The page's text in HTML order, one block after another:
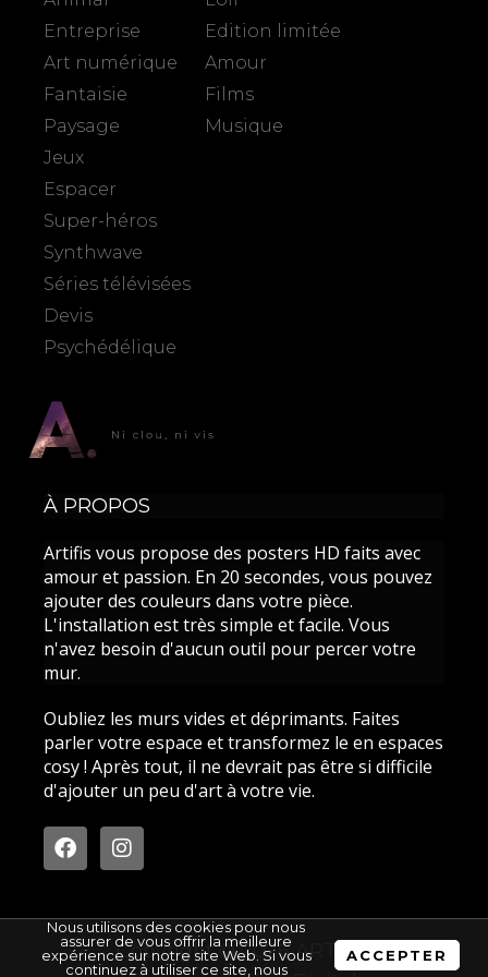
À PROPOS
Artifis vous propose des posters HD faits avec
amour et passion. En 20 secondes, vous pouvez
ajouter des couleurs dans votre pièce.
L'installation est très simple et facile. Vous
n'avez besoin d'aucun outil pour percer votre
mur.
Oubliez les murs vides et déprimants. Faites
parler votre espace et transformez le en espaces
cosy ! Après tout, il ne devrait pas être si difficile
d'ajouter un peu d'art à votre vie.
F
a
c
b
o
o
I
n
s
a
g
r
Entreprise
Art numérique
Fantaisie
Paysage
Jeux
Edition limitée
Amour
Films
Musique
Espacer
Super-héros
Synthwave
Séries télévisées
Devis
Psychédélique
Copyright © 2026 ARTIFIS
Nous utilisons des cookies pour nous
assurer de vous offrir la meilleure
expérience sur notre site Web. Si vous
continuez à utiliser ce site, nous
ACCEPTER